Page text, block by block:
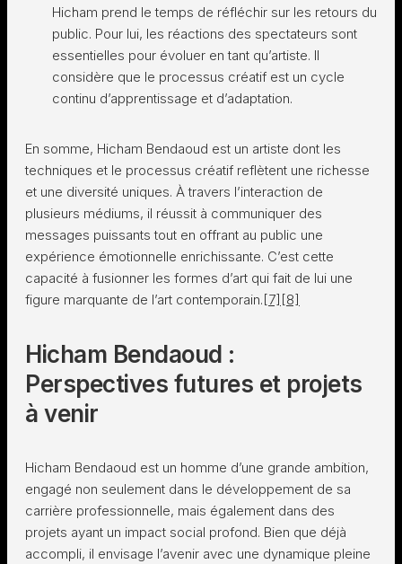
Hicham prend le temps de réfléchir sur les retours du
public. Pour lui, les réactions des spectateurs sont
essentielles pour évoluer en tant qu’artiste. Il
considère que le processus créatif est un cycle
continu d’apprentissage et d’adaptation.
En somme, Hicham Bendaoud est un artiste dont les
techniques et le processus créatif reflètent une richesse
et une diversité uniques. À travers l’interaction de
plusieurs médiums, il réussit à communiquer des
messages puissants tout en offrant au public une
expérience émotionnelle enrichissante. C’est cette
capacité à fusionner les formes d’art qui fait de lui une
figure marquante de l’art contemporain.[7] [8]
Hicham Bendaoud :
Perspectives futures et projets
à venir
Hicham Bendaoud est un homme d’une grande ambition,
engagé non seulement dans le développement de sa
carrière professionnelle, mais également dans des
projets ayant un impact social profond. Bien que déjà
accompli, il envisage l’avenir avec une dynamique pleine